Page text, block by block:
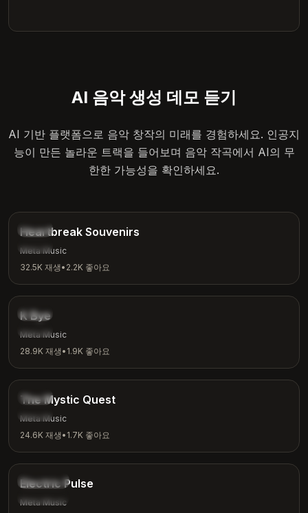
AI 음악 생성 데모 듣기
AI 기반 플랫폼으로 음악 창작의 미래를 경험하세요. 인공지
능이 만든 놀라운 트랙을 들어보며 음악 작곡에서 AI의 무
한한 가능성을 확인하세요.
발라드
감성
Heartbreak Souvenirs
Meta Music
32.5K 재생• 2.2K 좋아요
인디
캐주얼
K Bye
Meta Music
28.9K 재생• 1.9K 좋아요
판타지
모험
The Mystic Quest
Meta Music
24.6K 재생• 1.7K 좋아요
일렉트로닉
운동
Electric Pulse
Meta Music